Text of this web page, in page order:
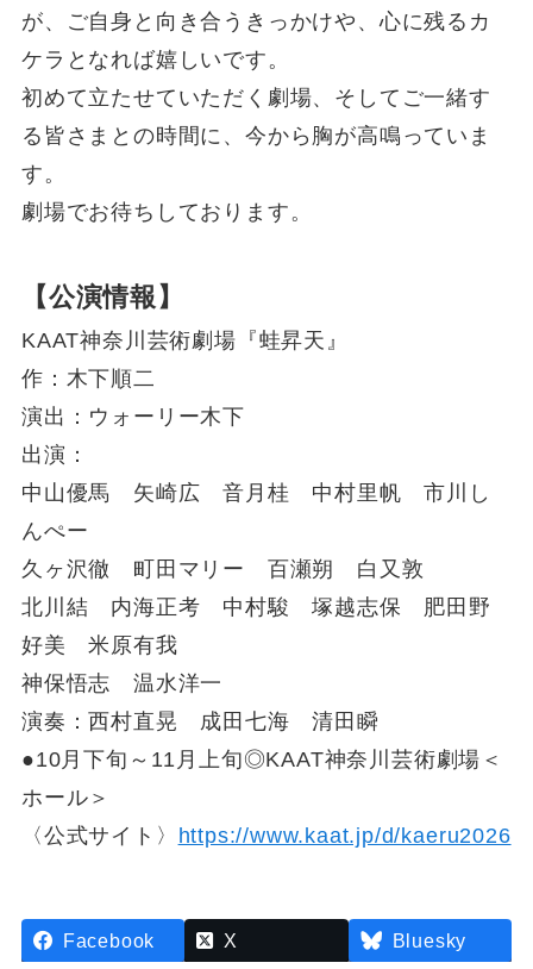
が、ご自身と向き合うきっかけや、心に残るカ
ケラとなれば嬉しいです。
初めて立たせていただく劇場、そしてご一緒す
る皆さまとの時間に、今から胸が高鳴っていま
す。
劇場でお待ちしております。
【公演情報】
KAAT神奈川芸術劇場『蛙昇天』
作：木下順二
演出：ウォーリー木下
出演：
中山優馬 矢崎広 音月桂 中村里帆 市川し
んぺー
久ヶ沢徹 町田マリー 百瀬朔 白又敦
北川結 内海正考 中村駿 塚越志保 肥田野
好美 米原有我
神保悟志 温水洋一
演奏：西村直晃 成田七海 清田瞬
●10月下旬～11月上旬◎KAAT神奈川芸術劇場＜
ホール＞
〈公式サイト〉
https://www.kaat.jp/d/kaeru2026
Facebook X Bluesky